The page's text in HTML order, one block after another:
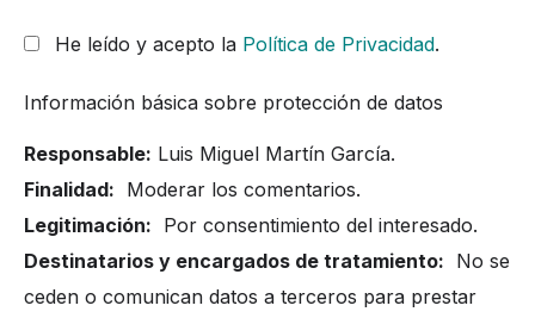
He leído y acepto la Política de Privacidad.
Información básica sobre protección de datos
Responsable: Luis Miguel Martín García.
Finalidad: Moderar los comentarios.
Legitimación: Por consentimiento del interesado.
Destinatarios y encargados de tratamiento: No se
ceden o comunican datos a terceros para prestar